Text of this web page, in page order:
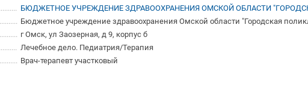
БЮДЖЕТНОЕ УЧРЕЖДЕНИЕ ЗДРАВООХРАНЕНИЯ ОМСКОЙ ОБЛАСТИ
Бюджетное учреждение здравоохранения Омской области "Городская
г Омск, ул Заозерная, д 9, корпус б
Лечебное дело. Педиатрия/Терапия
Врач-терапевт участковый